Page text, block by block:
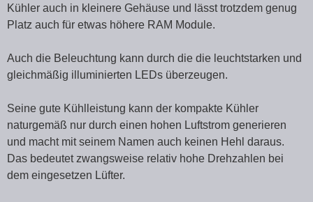
Kühler auch in kleinere Gehäuse und lässt trotzdem genug
Platz auch für etwas höhere RAM Module.
Auch die Beleuchtung kann durch die die leuchtstarken und
gleichmäßig illuminierten LEDs überzeugen.
Seine gute Kühlleistung kann der kompakte Kühler
naturgemäß nur durch einen hohen Luftstrom generieren
und macht mit seinem Namen auch keinen Hehl daraus.
Das bedeutet zwangsweise relativ hohe Drehzahlen bei
dem eingesetzen Lüfter.